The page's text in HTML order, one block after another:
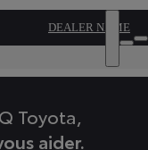
DEALER NAME
Toyota,
aider.